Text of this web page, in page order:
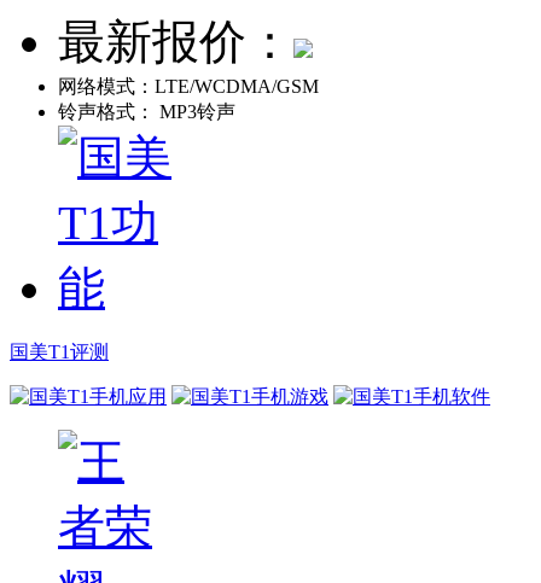
最新报价：
网络模式： LTE/WCDMA/GSM
铃声格式：
MP3铃声
国美T1评测